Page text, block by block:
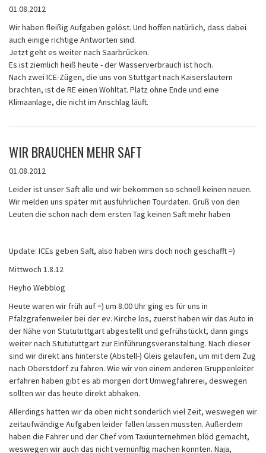
01.08.2012
Wir haben fleißig Aufgaben gelöst. Und hoffen natürlich, dass dabei
auch einige richtige Antworten sind.
Jetzt geht es weiter nach Saarbrücken.
Es ist ziemlich heiß heute - der Wasserverbrauch ist hoch.
Nach zwei ICE-Zügen, die uns von Stuttgart nach Kaiserslautern
brachten, ist de RE einen Wohltat. Platz ohne Ende und eine
Klimaanlage, die nicht im Anschlag läuft.
WIR BRAUCHEN MEHR SAFT
01.08.2012
Leider ist unser Saft alle und wir bekommen so schnell keinen neuen.
Wir melden uns später mit ausführlichen Tourdaten. Gruß von den
Leuten die schon nach dem ersten Tag keinen Saft mehr haben
Update: ICEs geben Saft, also haben wirs doch noch geschafft =)
Mittwoch 1.8.12
Heyho Webblog
Heute waren wir früh auf =) um 8.00 Uhr ging es für uns in
Pfalzgrafenweiler bei der ev. Kirche los, zuerst haben wir das Auto in
der Nähe von Stutututtgart abgestellt und gefrühstückt, dann gings
weiter nach Stutututtgart zur Einführungsveranstaltung. Nach dieser
sind wir direkt ans hinterste (Abstell-) Gleis gelaufen, um mit dem Zug
nach Oberstdorf zu fahren. Wie wir von einem anderen Gruppenleiter
erfahren haben gibt es ab morgen dort Umwegfahrerei, deswegen
sollten wir das heute direkt abhaken.
Allerdings hatten wir da oben nicht sonderlich viel Zeit, weswegen wir
zeitaufwändige Aufgaben leider fallen lassen mussten. Außerdem
haben die Fahrer und der Chef vom Taxiunternehmen blöd gemacht,
weswegen wir auch das nicht vernünftig machen konnten. Naja,